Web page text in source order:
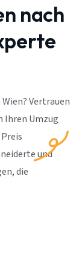
nach
Vertrauen
Ihren Umzug
und
die